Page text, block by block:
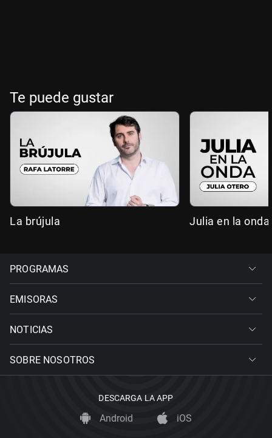
Te puede gustar
La brújula Julia en la onda
PROGRAMAS
EMISORAS
NOTICIAS
SOBRE NOSOTROS
DESCARGA LA APP
Android iOS